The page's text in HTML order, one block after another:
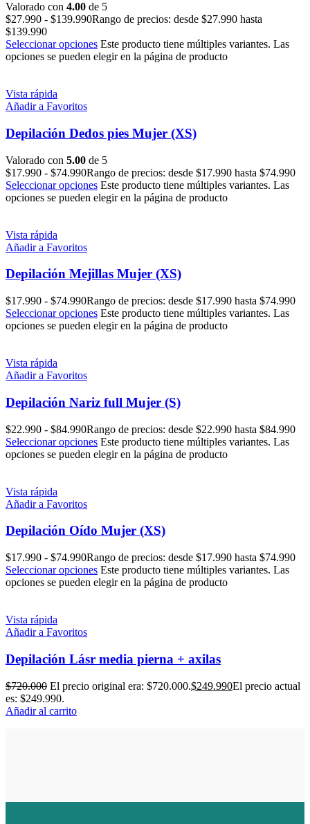
Valorado con 4.00 de 5
$27.990 - $139.990Rango de precios: desde $27.990 hasta
$139.990
Seleccionar opciones Este producto tiene múltiples variantes. Las
opciones se pueden elegir en la página de producto
Vista rápida
Añadir a Favoritos
Depilación Dedos pies Mujer (XS)
Valorado con 5.00 de 5
$17.990 - $74.990Rango de precios: desde $17.990 hasta $74.990
Seleccionar opciones Este producto tiene múltiples variantes. Las
opciones se pueden elegir en la página de producto
Vista rápida
Añadir a Favoritos
Depilación Mejillas Mujer (XS)
$17.990 - $74.990Rango de precios: desde $17.990 hasta $74.990
Seleccionar opciones Este producto tiene múltiples variantes. Las
opciones se pueden elegir en la página de producto
Vista rápida
Añadir a Favoritos
Depilación Nariz full Mujer (S)
$22.990 - $84.990Rango de precios: desde $22.990 hasta $84.990
Seleccionar opciones Este producto tiene múltiples variantes. Las
opciones se pueden elegir en la página de producto
Vista rápida
Añadir a Favoritos
Depilación Oído Mujer (XS)
$17.990 - $74.990Rango de precios: desde $17.990 hasta $74.990
Seleccionar opciones Este producto tiene múltiples variantes. Las
opciones se pueden elegir en la página de producto
Vista rápida
Añadir a Favoritos
Depilación Lásr media pierna + axilas
$720.000 El precio original era: $720.000.$249.990El precio actual
es: $249.990.
Añadir al carrito